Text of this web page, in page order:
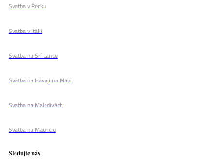
Svatba v Řecku
Svatba v Itálii
Svatba na Srí Lance
Svatba na Havaji na Maui
Svatba na Maledivách
Svatba na Mauriciu
Sledujte nás